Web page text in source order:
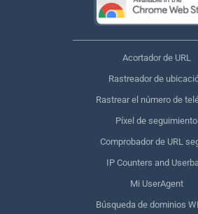
Acortador de URL
Rastreador de
Rastrear el número de
Píxel de seguimiento
Comprobador de URL
IP Counters and
Mi UserAgent
Búsqueda de dominios